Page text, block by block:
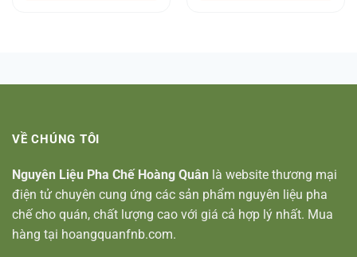
VỀ CHÚNG TÔI
Nguyên Liệu Pha Chế Hoàng Quân là website thương mại
điện tử chuyên cung ứng các sản phẩm nguyên liệu pha
chế cho quán, chất lượng cao với giá cả hợp lý nhất. Mua
hàng tại hoangquanfnb.com.